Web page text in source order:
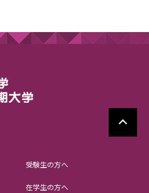
受験生の方へ
在学生の方へ